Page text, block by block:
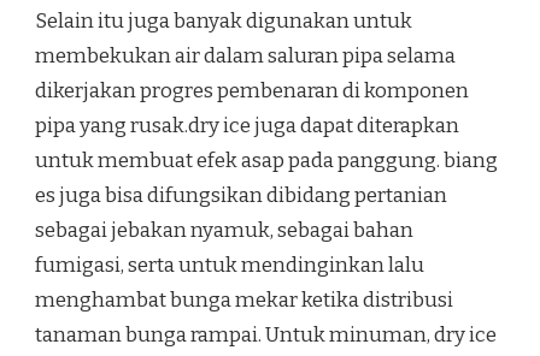
Selain itu juga banyak digunakan untuk
membekukan air dalam saluran pipa selama
dikerjakan progres pembenaran di komponen
pipa yang rusak.dry ice juga dapat diterapkan
untuk membuat efek asap pada panggung. biang
es juga bisa difungsikan dibidang pertanian
sebagai jebakan nyamuk, sebagai bahan
fumigasi, serta untuk mendinginkan lalu
menghambat bunga mekar ketika distribusi
tanaman bunga rampai. Untuk minuman, dry ice